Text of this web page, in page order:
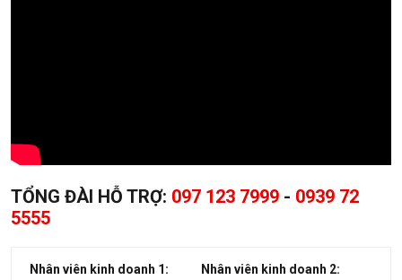
TỔNG ĐÀI HỖ TRỢ: 097 123 7999 - 0939 72
5555
Nhân viên kinh doanh 1:
Nhân viên kinh doanh 2: